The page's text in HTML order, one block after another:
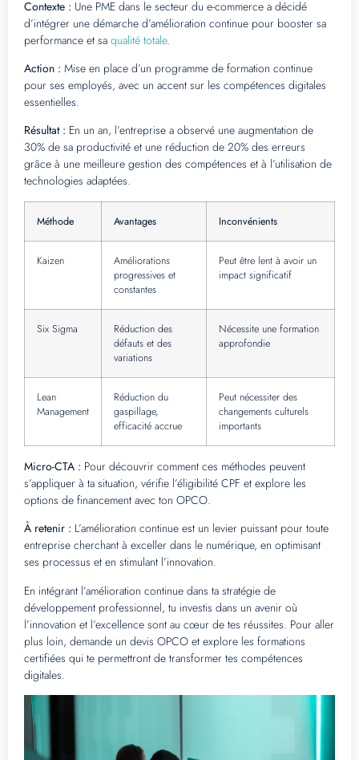
Contexte : Une PME dans le secteur du e-commerce a décidé
d’intégrer une démarche d’amélioration continue pour booster sa
performance et sa qualité totale.
Action : Mise en place d’un programme de formation continue
pour ses employés, avec un accent sur les compétences digitales
essentielles.
Résultat : En un an, l’entreprise a observé une augmentation de
30% de sa productivité et une réduction de 20% des erreurs
grâce à une meilleure gestion des compétences et à l’utilisation de
technologies adaptées.
Méthode Avantages Inconvénients
Kaizen
Améliorations
progressives et
constantes
Peut être lent à avoir un
impact significatif
Six Sigma
Réduction des
défauts et des
variations
Nécessite une formation
approfondie
Lean
Management
Réduction du
gaspillage,
efficacité accrue
Peut nécessiter des
changements culturels
importants
Micro-CTA : Pour découvrir comment ces méthodes peuvent
s’appliquer à ta situation, vérifie l’éligibilité CPF et explore les
options de financement avec ton OPCO.
À retenir : L’amélioration continue est un levier puissant pour toute
entreprise cherchant à exceller dans le numérique, en optimisant
ses processus et en stimulant l’innovation.
En intégrant l’amélioration continue dans ta stratégie de
développement professionnel, tu investis dans un avenir où
l’innovation et l’excellence sont au cœur de tes réussites. Pour aller
plus loin, demande un devis OPCO et explore les formations
certifiées qui te permettront de transformer tes compétences
digitales.